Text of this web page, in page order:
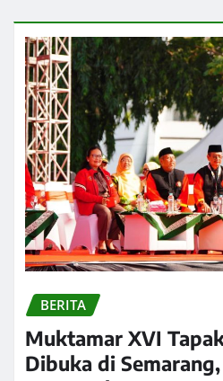
BERITA
Muktamar XVI
Dibuka di